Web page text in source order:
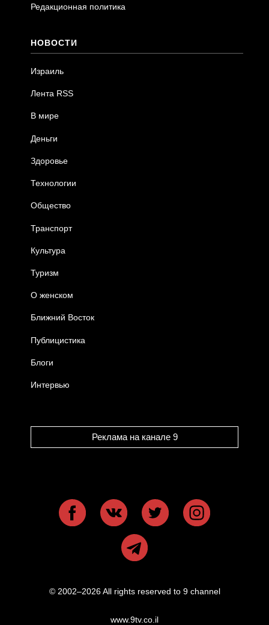
Редакционная политика
НОВОСТИ
Израиль
Лента RSS
В мире
Деньги
Здоровье
Технологии
Общество
Транспорт
Культура
Туризм
О женском
Ближний Восток
Публицистика
Блоги
Интервью
Реклама на канале 9
© 2002–2026 All rights reserved to 9 channel
www.9tv.co.il